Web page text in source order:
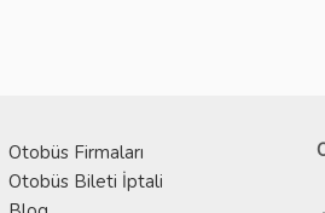
Otobüs Firmaları
Otobüs Bileti İptali